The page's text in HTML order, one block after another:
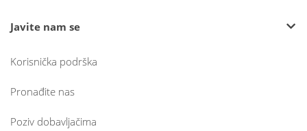
Javite nam se
Korisnička podrška
Pronađite nas
Poziv dobavljačima